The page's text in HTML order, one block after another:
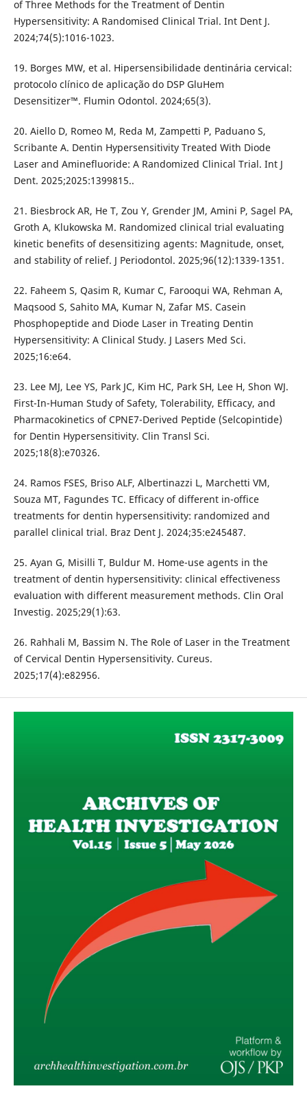
of Three Methods for the Treatment of Dentin
Hypersensitivity: A Randomised Clinical Trial. Int Dent J.
2024;74(5):1016-1023.
19. Borges MW, et al. Hipersensibilidade dentinária cervical:
protocolo clínico de aplicação do DSP GluHem
Desensitizer™. Flumin Odontol. 2024;65(3).
20. Aiello D, Romeo M, Reda M, Zampetti P, Paduano S,
Scribante A. Dentin Hypersensitivity Treated With Diode
Laser and Aminefluoride: A Randomized Clinical Trial. Int J
Dent. 2025;2025:1399815..
21. Biesbrock AR, He T, Zou Y, Grender JM, Amini P, Sagel PA,
Groth A, Klukowska M. Randomized clinical trial evaluating
kinetic benefits of desensitizing agents: Magnitude, onset,
and stability of relief. J Periodontol. 2025;96(12):1339-1351.
22. Faheem S, Qasim R, Kumar C, Farooqui WA, Rehman A,
Maqsood S, Sahito MA, Kumar N, Zafar MS. Casein
Phosphopeptide and Diode Laser in Treating Dentin
Hypersensitivity: A Clinical Study. J Lasers Med Sci.
2025;16:e64.
23. Lee MJ, Lee YS, Park JC, Kim HC, Park SH, Lee H, Shon WJ.
First-In-Human Study of Safety, Tolerability, Efficacy, and
Pharmacokinetics of CPNE7-Derived Peptide (Selcopintide)
for Dentin Hypersensitivity. Clin Transl Sci.
2025;18(8):e70326.
24. Ramos FSES, Briso ALF, Albertinazzi L, Marchetti VM,
Souza MT, Fagundes TC. Efficacy of different in-office
treatments for dentin hypersensitivity: randomized and
parallel clinical trial. Braz Dent J. 2024;35:e245487.
25. Ayan G, Mіsіllі T, Buldur M. Home-use agents in the
treatment of dentin hypersensitivity: clinical effectiveness
evaluation with different measurement methods. Clin Oral
Investig. 2025;29(1):63.
26. Rahhali M, Bassim N. The Role of Laser in the Treatment
of Cervical Dentin Hypersensitivity. Cureus.
2025;17(4):e82956.